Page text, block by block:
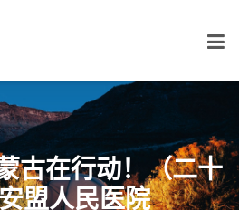
古在行动！（二十
盟人民医院